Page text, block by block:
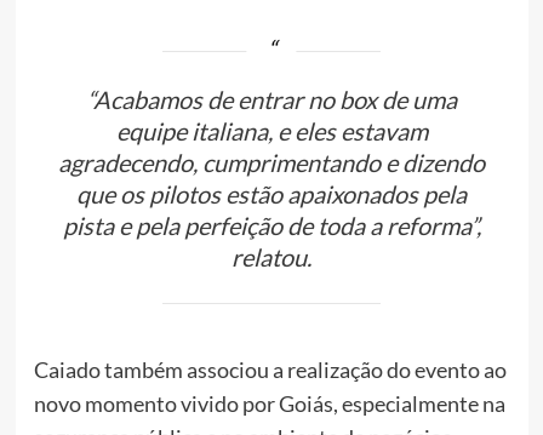
“Acabamos de entrar no box de uma
equipe italiana, e eles estavam
agradecendo, cumprimentando e dizendo
que os pilotos estão apaixonados pela
pista e pela perfeição de toda a reforma”,
relatou.
Caiado também associou a realização do evento ao
novo momento vivido por Goiás, especialmente na